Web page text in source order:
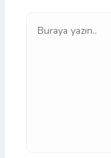
yazın..